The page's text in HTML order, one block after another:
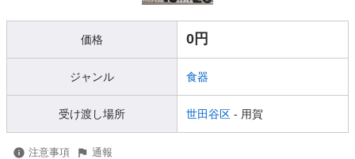
価格 0円
ジャンル 食器
受け渡し場所 世田谷区 - 用賀
注意事項 通報